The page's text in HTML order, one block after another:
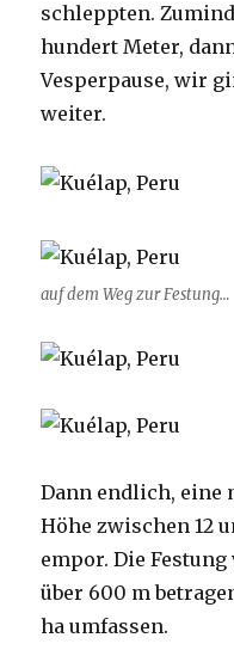
schleppten.
hundert Meter,
Vesperpause, wir
weiter.
auf dem Weg zur Festung…
Dann endlich, eine
Höhe zwischen 12
empor. Die
über 600 m
ha umfassen.